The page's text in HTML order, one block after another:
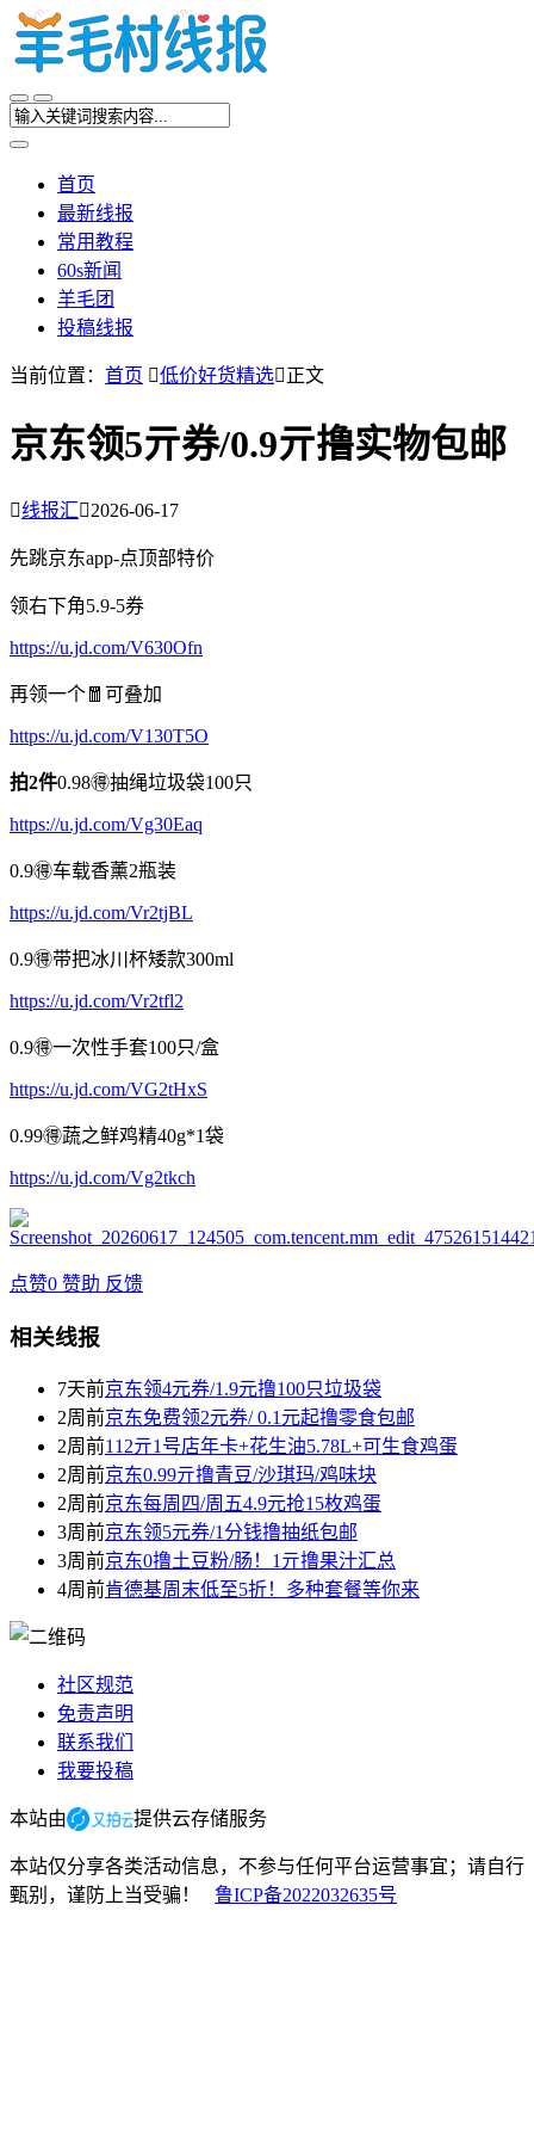
首页
最新线报
常用教程
60s新闻
羊毛团
投稿线报
当前位置： 首页 低价好货精选正文
京东领5亓券/0.9亓撸实物包邮
线报汇2026-06-17
先跳京东app-点顶部特价
领右下角5.9-5券
https://u.jd.com/V630Ofn
再领一个🧧可叠加
https://u.jd.com/V130T5O
拍2件0.98🉐抽绳垃圾袋100只
https://u.jd.com/Vg30Eaq
0.9🉐车载香薰2瓶装
https://u.jd.com/Vr2tjBL
0.9🉐带把冰川杯矮款300ml
https://u.jd.com/Vr2tfl2
0.9🉐一次性手套100只/盒
https://u.jd.com/VG2tHxS
0.99🉐蔬之鲜鸡精40g*1袋
https://u.jd.com/Vg2tkch
点赞0 赞助 反馈
相关线报
7天前京东领4元券/1.9元撸100只垃圾袋
2周前京东免费领2元券/ 0.1元起撸零食包邮
2周前112亓1号店年卡+花生油5.78L+可生食鸡蛋
2周前京东0.99亓撸青豆/沙琪玛/鸡味块
2周前京东每周四/周五4.9元抢15枚鸡蛋
3周前京东领5元券/1分钱撸抽纸包邮
3周前京东0撸土豆粉/肠！1亓撸果汁汇总
4周前肯德基周末低至5折！多种套餐等你来
社区规范
免责声明
联系我们
我要投稿
本站由 提供云存储服务
本站仅分享各类活动信息，不参与任何平台运营事宜；请自行
甄别，谨防上当受骗！
鲁ICP备2022032635号